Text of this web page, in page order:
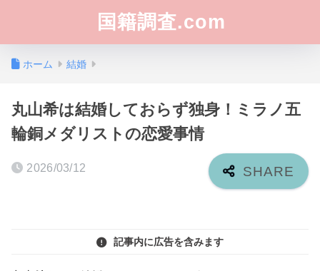
国籍調査.com
ホーム 結婚
丸山希は結婚しておらず独身！ミラノ五
輪銅メダリストの恋愛事情
2026/03/12
記事内に広告を含みます